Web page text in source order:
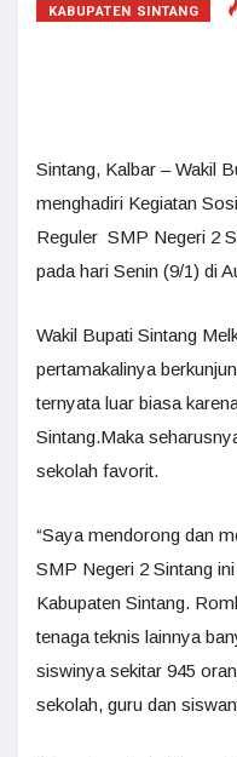
KABUPATEN SINTANG
Sintang, Kalbar – Wakil
menghadiri Kegiatan
Reguler SMP Negeri 2
pada hari Senin (9/1) di
Wakil Bupati Sintang
pertamakalinya
ternyata luar biasa
Sintang.Maka
sekolah favorit.
“Saya mendorong dan
SMP Negeri 2 Sintang
Kabupaten Sintang.
tenaga teknis lainnya
siswinya sekitar 945
sekolah, guru dan